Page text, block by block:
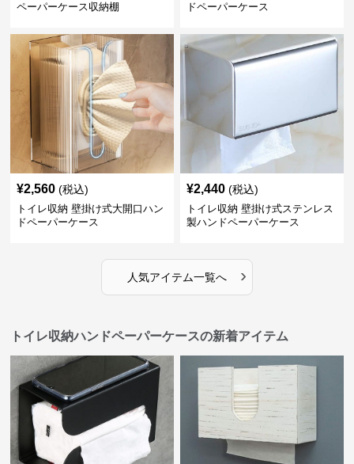
ペーパーケース収納棚
ドペーパーケース
¥2,560 (税込)
トイレ収納 壁掛け式大開口ハン
ドペーパーケース
¥2,440 (税込)
トイレ収納 壁掛け式ステンレス
製ハンドペーパーケース
人気アイテム一覧へ ›
トイレ収納ハンドペーパーケースの新着アイテム